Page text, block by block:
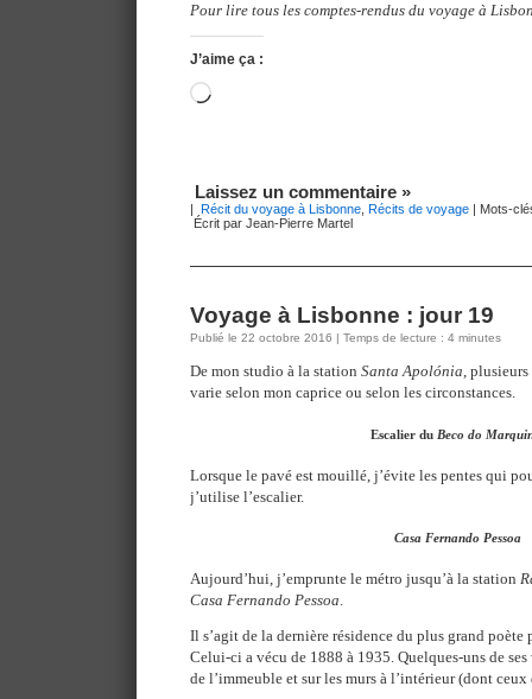
Pour lire tous les comptes-rendus du voyage à
J’aime ça :
Chargement…
Laissez un commentaire »
Récit du voyage à Lisbonne Récits de voyage | Mots-
Écrit par Jean-Pierre Martel
Voyage à Lisbonne : jour 19
Publié le 22 octobre 2016 | Temps de lecture : 4 minutes
De mon studio à la station Santa Apolónia, plusieurs
varie selon mon caprice ou selon les circonstances.
Escalier du Beco do
Lorsque le pavé est mouillé, j’évite les pentes qui
j’utilise l’escalier.
Casa Fernando Pessoa
Aujourd’hui, j’emprunte le métro jusqu’à la station
Casa Fernando Pessoa
Il s’agit de la dernière résidence du plus grand
Celui-ci a vécu de 1888 à 1935. Quelques-uns de
de l’immeuble et sur les murs à l’intérieur (dont ceux